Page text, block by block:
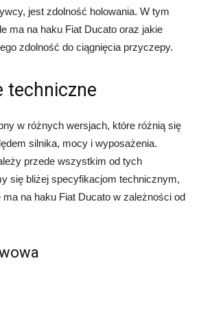
jest zdolność holowania. W tym
ma na haku Fiat Ducato oraz jakie
zdolność do ciągnięcia przyczepy.
techniczne
w różnych wersjach, które różnią się
silnika, mocy i wyposażenia.
przede wszystkim od tych
się bliżej specyfikacjom technicznym,
na haku Fiat Ducato w zależności od